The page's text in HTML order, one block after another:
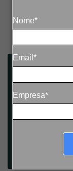
Nome*
Email*
Empresa*